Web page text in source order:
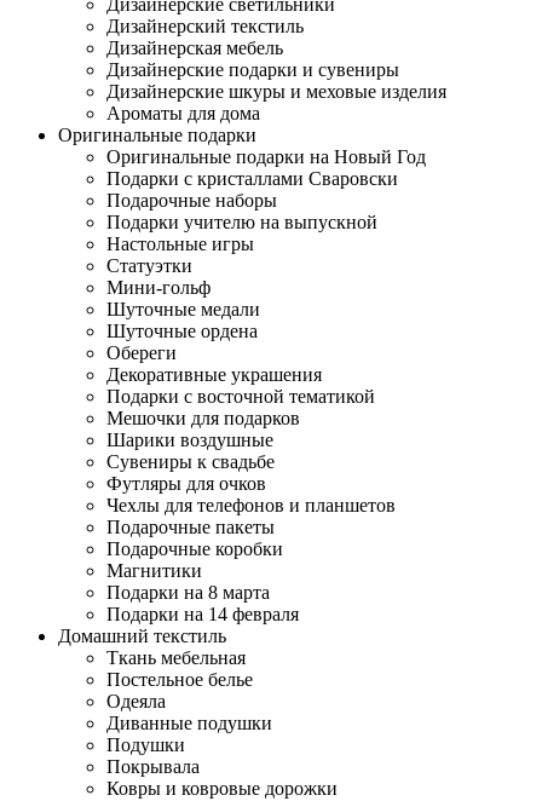
Дизайнерские светильники
Дизайнерский текстиль
Дизайнерская мебель
Дизайнерские подарки и сувениры
Дизайнерские шкуры и меховые изделия
Ароматы для дома
Оригинальные подарки
Оригинальные подарки на Новый Год
Подарки с кристаллами Сваровски
Подарочные наборы
Подарки учителю на выпускной
Настольные игры
Статуэтки
Мини-гольф
Шуточные медали
Шуточные ордена
Обереги
Декоративные украшения
Подарки с восточной тематикой
Мешочки для подарков
Шарики воздушные
Сувениры к свадьбе
Футляры для очков
Чехлы для телефонов и планшетов
Подарочные пакеты
Подарочные коробки
Магнитики
Подарки на 8 марта
Подарки на 14 февраля
Домашний текстиль
Ткань мебельная
Постельное белье
Одеяла
Диванные подушки
Подушки
Покрывала
Ковры и ковровые дорожки